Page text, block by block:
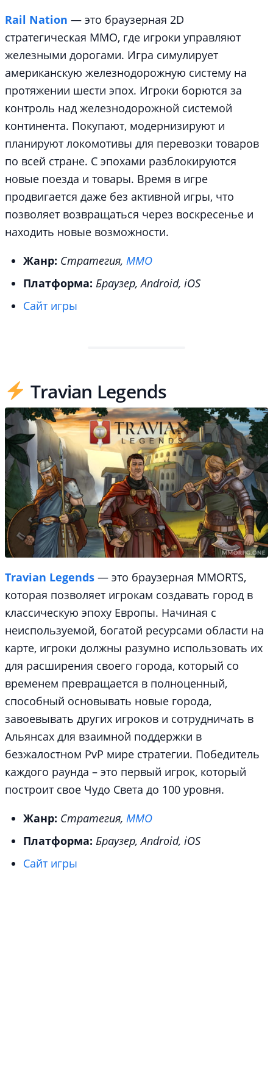
Rail Nation — это браузерная 2D
стратегическая MMO, где игроки управляют
железными дорогами. Игра симулирует
американскую железнодорожную систему на
протяжении шести эпох. Игроки борются за
контроль над железнодорожной системой
континента. Покупают, модернизируют и
планируют локомотивы для перевозки товаров
по всей стране. С эпохами разблокируются
новые поезда и товары. Время в игре
продвигается даже без активной игры, что
позволяет возвращаться через воскресенье и
находить новые возможности.
Жанр: Стратегия, MMO
Платформа: Браузер, Android, iOS
Сайт игры
Travian Legends
Travian Legends — это браузерная MMORTS,
которая позволяет игрокам создавать город в
классическую эпоху Европы. Начиная с
неиспользуемой, богатой ресурсами области на
карте, игроки должны разумно использовать их
для расширения своего города, который со
временем превращается в полноценный,
способный основывать новые города,
завоевывать других игроков и сотрудничать в
Альянсах для взаимной поддержки в
безжалостном PvP мире стратегии. Победитель
каждого раунда – это первый игрок, который
построит свое Чудо Света до 100 уровня.
Жанр: Стратегия, MMO
Платформа: Браузер, Android, iOS
Сайт игры